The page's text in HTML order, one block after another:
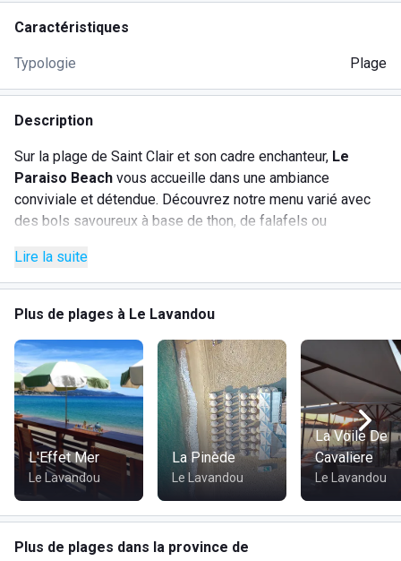
Caractéristiques
Typologie Plage
Description
Sur la plage de Saint Clair et son cadre enchanteur, Le
Paraiso Beach vous accueille dans une ambiance
conviviale et détendue. Découvrez notre menu varié avec
des bols savoureux à base de thon, de falafels ou
thaï... Notre carte propose également une sélection de
plats élaborés à partir de produits frais, accompagnés de
cocktails exquis. Ne manquez pas cette plage privée si
Services :
Bar
Parking
Wifi
Douches
Toilettes
Activités nautiques
Plage surveillée
Lire la suite
Plus de plages à Le Lavandou
L'Effet Mer
Le Lavandou
La Pinède
Le Lavandou
La Voile De
Cavaliere
Le Lavandou
Plus de plages dans la province de